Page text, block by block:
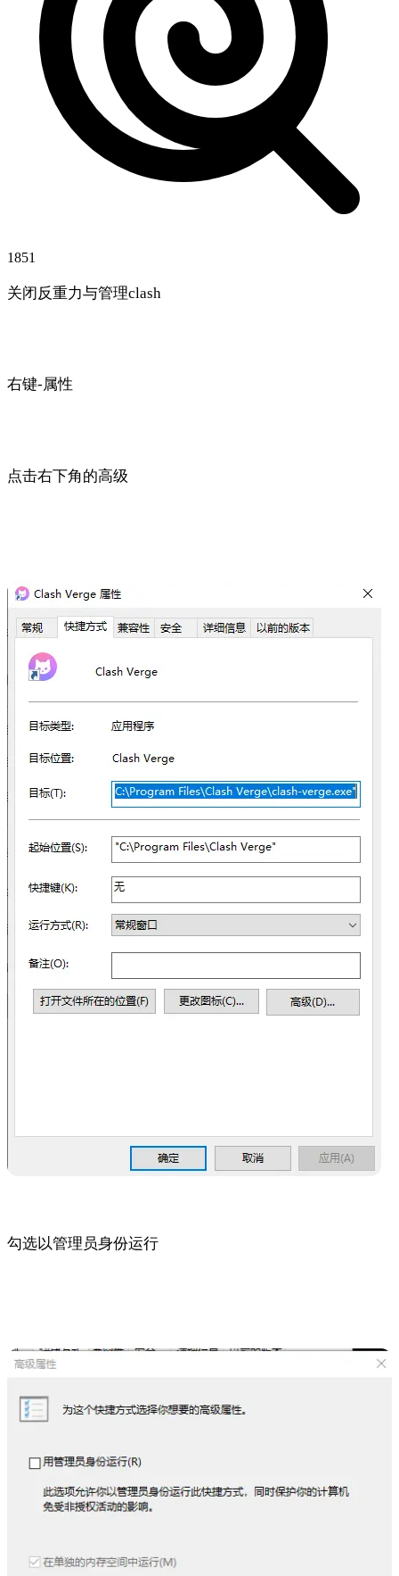
1851
关闭反重力与管理clash
右键-属性
点击右下角的高级
勾选以管理员身份运行